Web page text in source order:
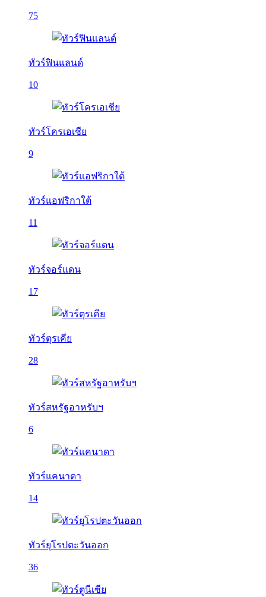
75
ทัวร์ฟินแลนด์
10
ทัวร์โครเอเชีย
9
ทัวร์แอฟริกาใต้
11
ทัวร์จอร์แดน
17
ทัวร์ตุรเคีย
28
ทัวร์สหรัฐอาหรับฯ
6
ทัวร์แคนาดา
14
ทัวร์ยุโรปตะวันออก
36